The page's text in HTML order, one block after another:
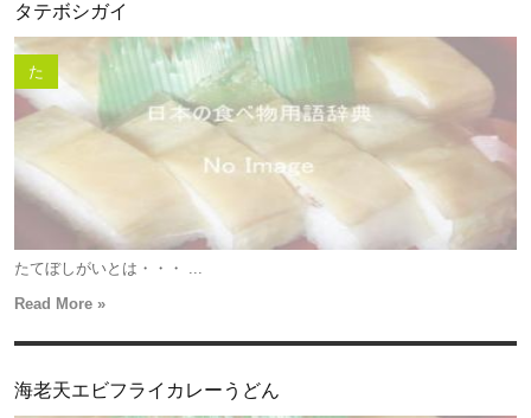
タテボシガイ
た
たてぼしがいとは・・・ ...
Read More »
海老天エビフライカレーうどん